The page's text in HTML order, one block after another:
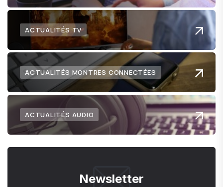
ACTUALITÉS TV
ACTUALITÉS MONTRES CONNECTÉES
ACTUALITÉS AUDIO
Newsletter